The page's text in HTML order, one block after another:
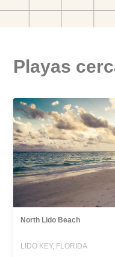
Playas
North Lido Beach
LIDO KEY, FLORIDA